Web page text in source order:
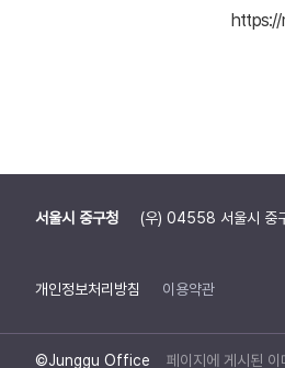
https://
서울시 중구청 (우) 04558 서울시 중
개인정보처리방침 이용약관
©Junggu Office 페이지에 게시된